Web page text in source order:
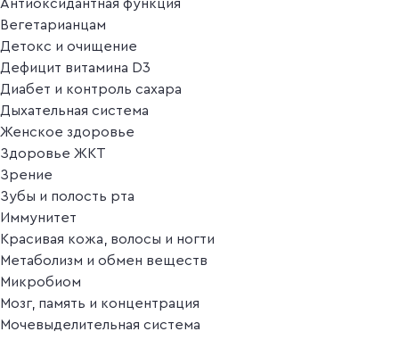
Антиоксидантная функция
Вегетарианцам
Детокс и очищение
Дефицит витамина D3
Диабет и контроль сахара
Дыхательная система
Женское здоровье
Здоровье ЖКТ
Зрение
Зубы и полость рта
Иммунитет
Красивая кожа, волосы и ногти
Метаболизм и обмен веществ
Микробиом
Мозг, память и концентрация
Мочевыделительная система